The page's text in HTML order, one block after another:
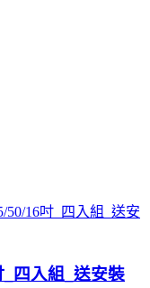
50/16吋_四入組_送安
四入組_送安裝